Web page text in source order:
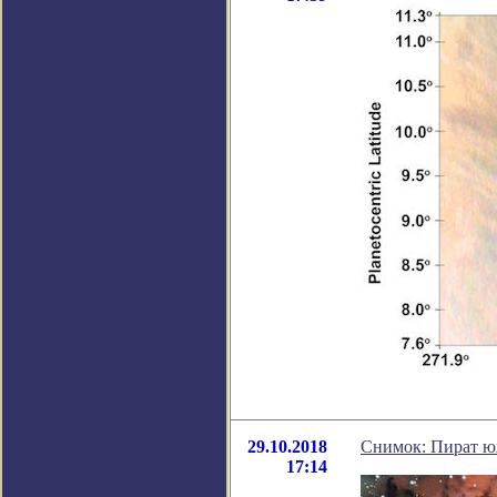
29.10.2018
17:14
Снимок: Пират